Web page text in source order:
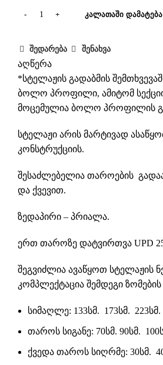
ᲙᲐᲚᲐᲗᲐᲨᲘ ᲓᲐᲛᲐᲢᲔᲑᲐ
შედარება შენახვა
აღწერა
*სტელაჟის გადაბმის
ბოლო პროფილი, ამიტომ
მოცემულია ბოლო პროფილის
სტელაჟი არის მარტივად
კონსტრუქციის.
შესაძლებელია თაროების
და ქვევით.
ზედაპირი – პრიალა.
ერთ თაროზე დატვირთვა UPD
შეგვიძლია ავაწყოთ სტელაჟის
კომპლექტაცია შემდეგი
სიმაღლე: 133სმ. 173სმ. 223სმ.
თაროს სიგანე: 70სმ. 90სმ.
ქვედა თაროს სიღრმე: 30სმ.